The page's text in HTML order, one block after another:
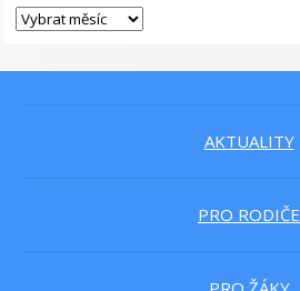
AKTUALITY
PRO RODIČE